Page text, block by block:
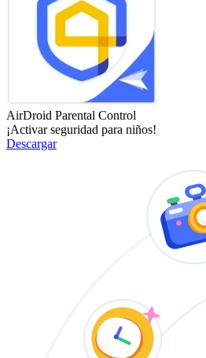
AirDroid Parental Control
¡Activar seguridad para niños!
Descargar